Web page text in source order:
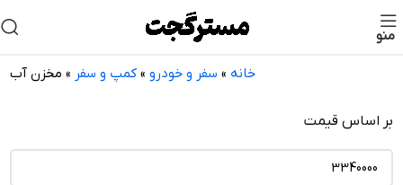
منو
خانه » سفر و خودرو» کمپ و سفر » مخزن آب
بر اساس قیمت